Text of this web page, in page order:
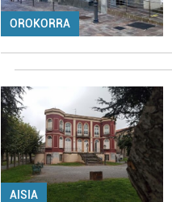
OROKORRA
AISIA